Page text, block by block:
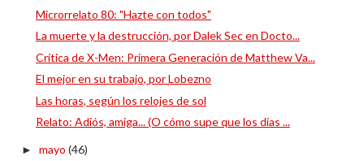
Microrrelato 80: "Hazte con todos"
La muerte y la destrucción, por Dalek Sec en Docto...
Crítica de X-Men: Primera Generación de Matthew Va...
El mejor en su trabajo, por Lobezno
Las horas, según los relojes de sol
Relato: Adiós, amiga... (O cómo supe que los días ...
► mayo (46)